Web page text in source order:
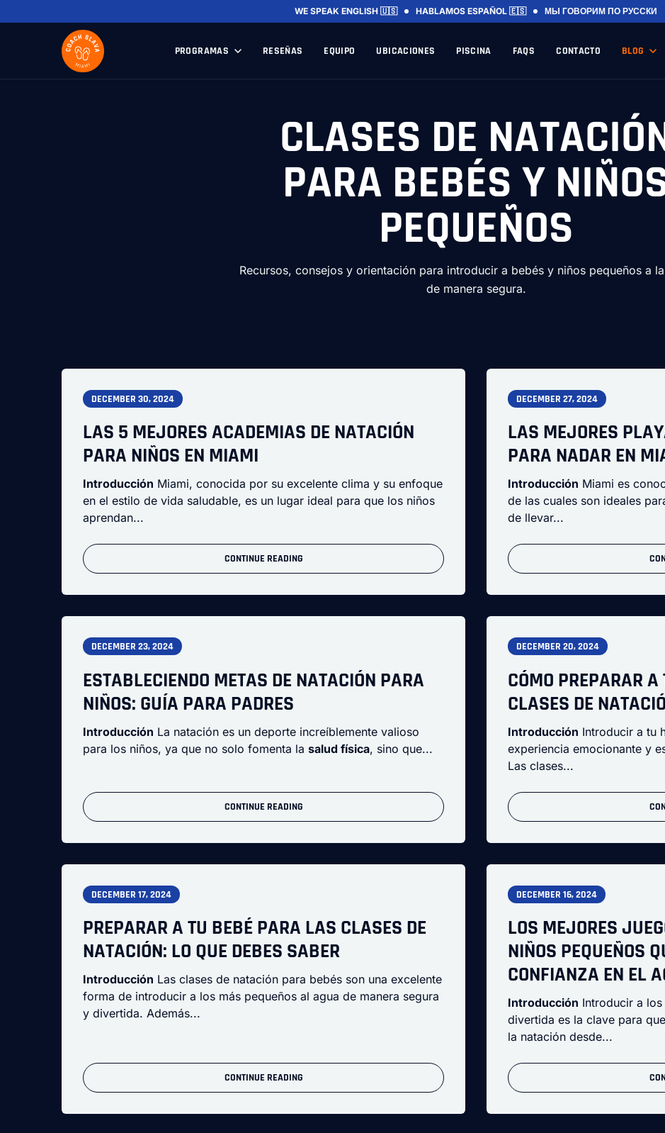
WE SPEAK ENGLISH 🇺🇸 HABLAMOS ESPAÑOL 🇪🇸 МЫ ГОВОРИМ ПО РУССКИ
PROGRAMAS RESEÑAS EQUIPO UBICACIONES PISCINA FAQS CONTACTO BLOG
CLASES DE
PARA BEBÉS Y
PEQUEÑOS
Recursos, consejos y orientación para introducir a bebés y niños pequeños a
de manera segura.
DECEMBER 30, 2024
LAS 5 MEJORES ACADEMIAS DE NATACIÓN
PARA NIÑOS EN MIAMI
Introducción Miami, conocida por su excelente clima y su enfoque
en el estilo de vida saludable, es un lugar ideal para que los niños
aprendan...
CONTINUE READING
DECEMBER 27, 2024
LAS MEJORES
PARA NADAR EN
Introducción Miami es
de las cuales son ideales
de llevar...
DECEMBER 23, 2024
ESTABLECIENDO METAS DE NATACIÓN PARA
NIÑOS: GUÍA PARA PADRES
Introducción La natación es un deporte increíblemente valioso
para los niños, ya que no solo fomenta la salud física, sino que...
CONTINUE READING
DECEMBER 20, 2024
CÓMO PREPARAR
CLASES DE
Introducción Introducir a tu
experiencia emocionante y
Las clases...
DECEMBER 17, 2024
PREPARAR A TU BEBÉ PARA LAS CLASES DE
NATACIÓN: LO QUE DEBES SABER
Introducción Las clases de natación para bebés son una excelente
forma de introducir a los más pequeños al agua de manera segura
y divertida. Además...
CONTINUE READING
DECEMBER 16, 2024
LOS MEJORES
NIÑOS PEQUEÑOS
CONFIANZA EN EL
Introducción Introducir a
divertida es la clave para
la natación desde...